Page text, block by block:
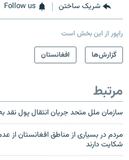
شریک ساختن Follow us
راپور از این بخش است
گزارش‌ها
افغانستان
مرتبط
سازمان ملل متحد جریان انتقال پول نقد
شکایت دارند